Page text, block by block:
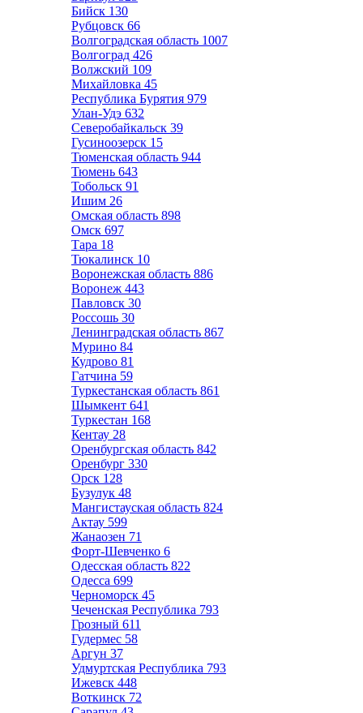
Бийск 130
Рубцовск 66
Волгоградская область 1007
Волгоград 426
Волжский 109
Михайловка 45
Республика Бурятия 979
Улан-Удэ 632
Северобайкальск 39
Гусиноозерск 15
Тюменская область 944
Тюмень 643
Тобольск 91
Ишим 26
Омская область 898
Омск 697
Тара 18
Тюкалинск 10
Воронежская область 886
Воронеж 443
Павловск 30
Россошь 30
Ленинградская область 867
Мурино 84
Кудрово 81
Гатчина 59
Туркестанская область 861
Шымкент 641
Туркестан 168
Кентау 28
Оренбургская область 842
Оренбург 330
Орск 128
Бузулук 48
Мангистауская область 824
Актау 599
Жанаозен 71
Форт-Шевченко 6
Одесская область 822
Одесса 699
Черноморск 45
Чеченская Республика 793
Грозный 611
Гудермес 58
Аргун 37
Удмуртская Республика 793
Ижевск 448
Воткинск 72